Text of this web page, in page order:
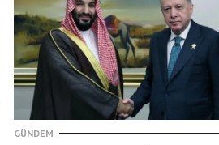
GÜNDEM